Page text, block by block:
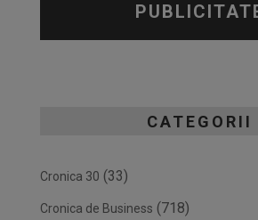
CATEGORII
Cronica 30 (33)
Cronica de Business (718)